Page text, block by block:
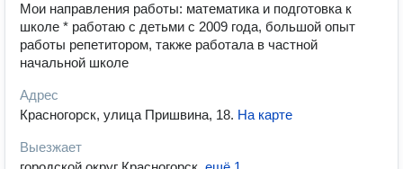
Мои направления работы: математика и подготовка к
школе * работаю с детьми с 2009 года, большой опыт
работы репетитором, также работала в частной
начальной школе
Адрес
Красногорск, улица Пришвина, 18. На карте
Выезжает